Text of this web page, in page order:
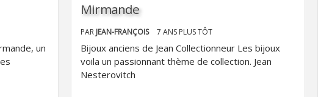
un
Mirmande
PAR JEAN-FRANÇOIS 7 ANS PLUS TÔT
Bijoux anciens de Jean Collectionneur Les bijoux
voila un passionnant thème de collection. Jean
Nesterovitch